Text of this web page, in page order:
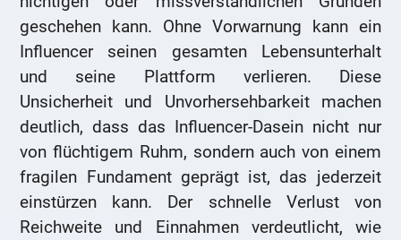
geschehen kann. Ohne Vorwarnung kann ein
Influencer seinen gesamten Lebensunterhalt
und seine Plattform verlieren. Diese
Unsicherheit und Unvorhersehbarkeit machen
deutlich, dass das Influencer-Dasein nicht nur
von flüchtigem Ruhm, sondern auch von einem
fragilen Fundament geprägt ist, das jederzeit
einstürzen kann. Der schnelle Verlust von
Reichweite und Einnahmen verdeutlicht, wie